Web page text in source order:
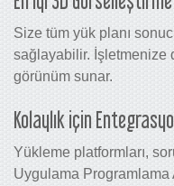
Size tüm yük planı
sağlayabilir. İşletmenize
görünüm sunar.
Kolaylık için
Yükleme platformları,
Uygulama